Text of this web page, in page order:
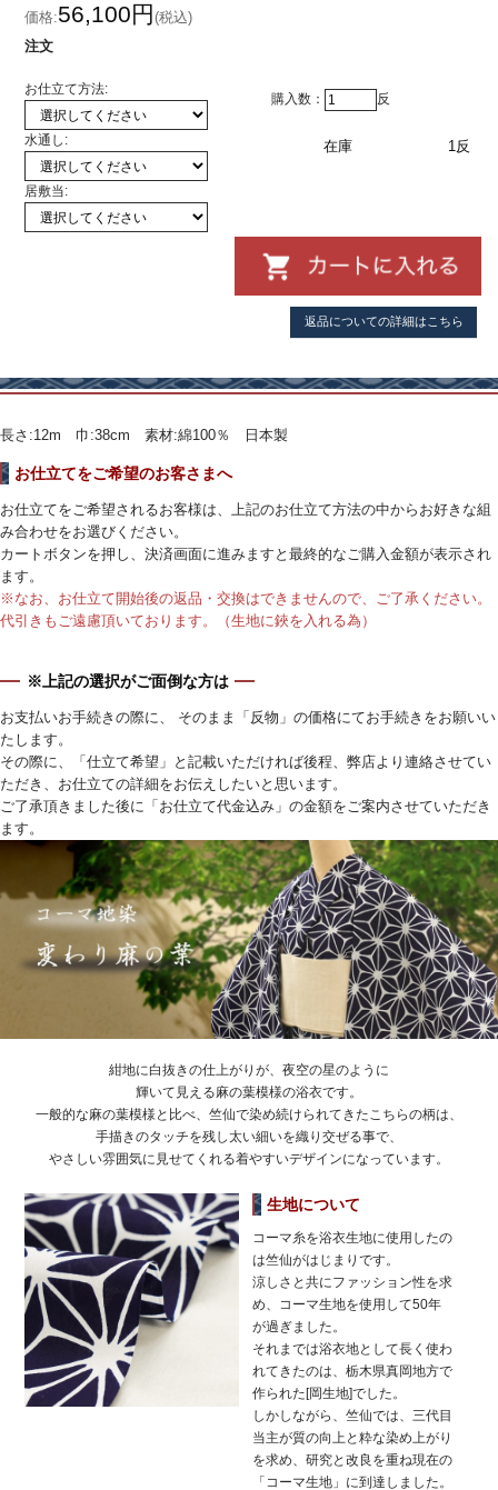
価格:56,100円(税込)
注文
お仕立て方法:
水通し:
居敷当:
購入数： 反
在庫 1反
返品についての詳細はこちら
長さ:12m 巾:38cm 素材:綿100％ 日本製
お仕立てをご希望のお客さまへ
お仕立てをご希望されるお客様は、上記のお仕立て方法の中からお好きな組
み合わせをお選びください。
カートボタンを押し、決済画面に進みますと最終的なご購入金額が表示され
ます。
※なお、お仕立て開始後の返品・交換はできませんので、ご了承ください。
代引きもご遠慮頂いております。（生地に鋏を入れる為）
※上記の選択がご面倒な方は
お支払いお手続きの際に、 そのまま「反物」の価格にてお手続きをお願いい
たします。
その際に、「仕立て希望」と記載いただければ後程、弊店より連絡させてい
ただき、お仕立ての詳細をお伝えしたいと思います。
ご了承頂きました後に「お仕立て代金込み」の金額をご案内させていただき
ます。
紺地に白抜きの仕上がりが、夜空の星のように
輝いて見える麻の葉模様の浴衣です。
一般的な麻の葉模様と比べ、竺仙で染め続けられてきたこちらの柄は、
手描きのタッチを残し太い細いを織り交ぜる事で、
やさしい雰囲気に見せてくれる着やすいデザインになっています。
生地について
コーマ糸を浴衣生地に使用したの
は竺仙がはじまりです。
涼しさと共にファッション性を求
め、コーマ生地を使用して50年
が過ぎました。
それまでは浴衣地として長く使わ
れてきたのは、栃木県真岡地方で
作られた[岡生地]でした。
しかしながら、竺仙では、三代目
当主が質の向上と粋な染め上がり
を求め、研究と改良を重ね現在の
「コーマ生地」に到達しました。